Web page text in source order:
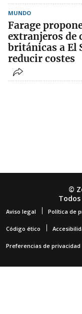
MUNDO
Farage
extranjeros de
británicas a El
reducir costes
©
Aviso legal Política de
Código ético
Preferencias de privacidad